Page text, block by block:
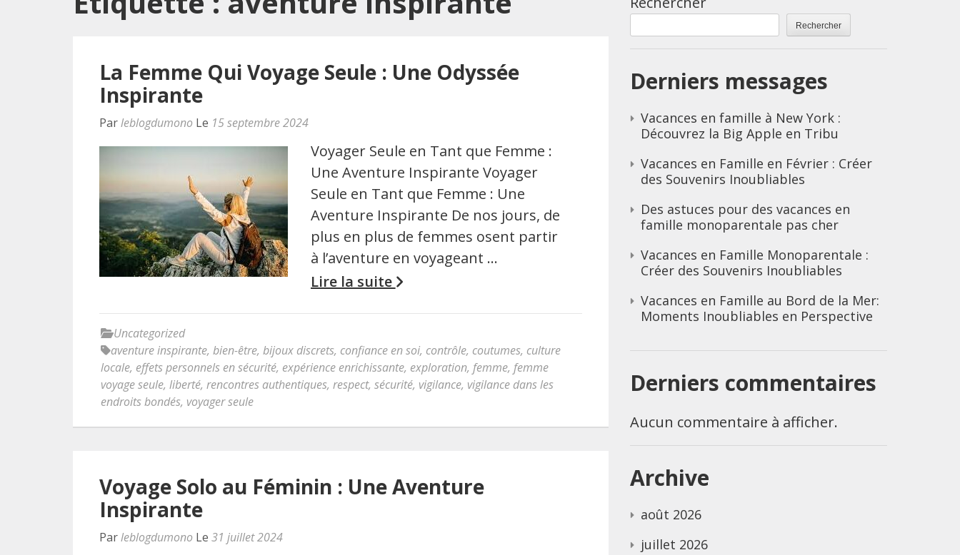
La Femme Qui Voyage Seule : Une Odyssée
Inspirante
Parleblogdumono Le 15 septembre 2024
Voyager Seule en Tant que Femme :
Une Aventure Inspirante Voyager
Seule en Tant que Femme : Une
Aventure Inspirante De nos jours, de
plus en plus de femmes osent partir
à l’aventure en voyageant …
Lire la suite
Uncategorized
aventure inspirante, bien-être, bijoux discrets, confiance en soi, contrôle, coutumes, culture
locale, effets personnels en sécurité, expérience enrichissante, exploration, femme, femme
voyage seule, liberté, rencontres authentiques, respect, sécurité, vigilance, vigilance dans les
endroits bondés, voyager seule
Voyage Solo au Féminin : Une Aventure
Inspirante
Parleblogdumono Le 31 juillet 2024
Rechercher
Derniers messages
Vacances en famille à New York :
Découvrez la Big Apple en Tribu
Vacances en Famille en Février : Créer
des Souvenirs Inoubliables
Des astuces pour des vacances en
famille monoparentale pas cher
Vacances en Famille Monoparentale :
Créer des Souvenirs Inoubliables
Vacances en Famille au Bord de la Mer:
Moments Inoubliables en Perspective
Derniers commentaires
Aucun commentaire à afficher.
Archive
août 2026
juillet 2026